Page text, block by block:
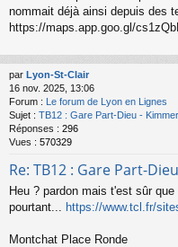
nommait déjà ainsi depuis des
https://maps.app.goo.gl/
par Lyon-St-Clair
16 nov. 2025, 13:06
Forum : Le forum de Lyon en Lignes
Sujet : TB12 : Gare Part-Dieu -
Réponses : 296
Vues : 570329
Re: TB12 : Gare Part-
Heu ? pardon mais t'est sûr
pourtant... https://www.tcl.fr/
Montchat Place Ronde